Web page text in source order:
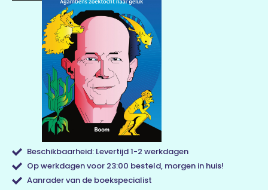
Beschikbaarheid: Levertijd 1-2 werkdagen
Op werkdagen voor 23:00 besteld, morgen in huis!
Aanrader van de boekspecialist